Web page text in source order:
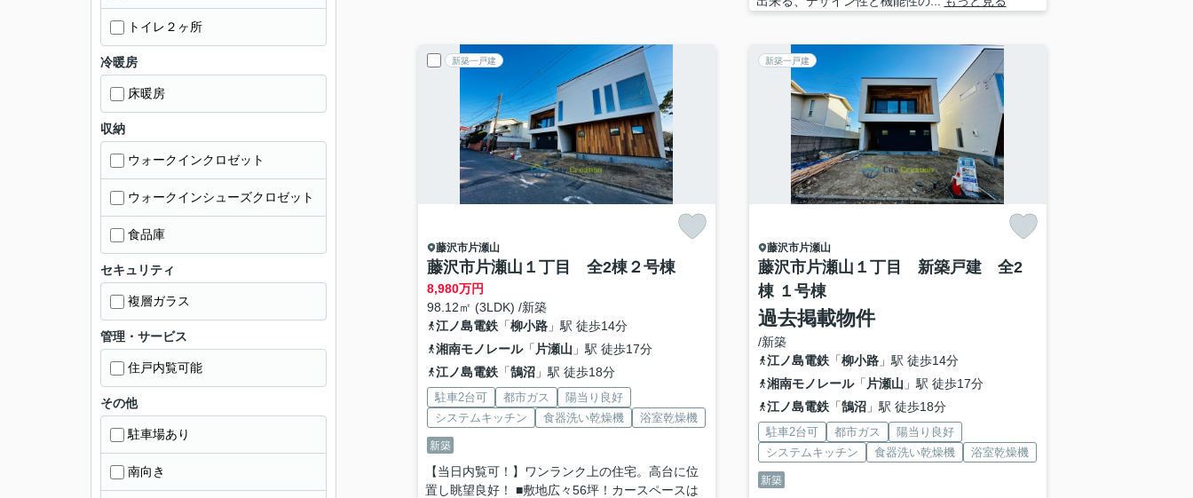
新築一戸建
藤沢市片瀬山
藤沢市片瀬山１丁目 全2棟２号棟
8,980万円
98.12㎡ (3LDK) /新築
江ノ島電鉄「柳小路」駅 徒歩14分
湘南モノレール「 片瀬山 」駅 徒歩17分
江ノ島電鉄「鵠沼」駅 徒歩18分
駐車2台可 都市ガス
陽当り良好
システムキッチン
食器洗い乾燥機 浴室乾燥機
新築
【当日内覧可！】ワンランク上の住宅。高台に位
置し眺望良好！ ■敷地広々56坪！カースペースは
新築一戸建
藤沢市片瀬山
藤沢市片瀬山１丁目 新築戸建 全2
棟 １号棟
過去掲載物件
/新築
江ノ島電鉄「柳小路」駅 徒歩14分
湘南モノレール「 片瀬山 」駅 徒歩17分
江ノ島電鉄「鵠沼」駅 徒歩18分
駐車2台可 都市ガス
陽当り良好
システムキッチン
食器洗い乾燥機 浴室乾燥機
新築
トイレ２ヶ所
冷暖房
床暖房
収納
ウォークインクロゼット
ウォークインシューズクロゼット
食品庫
セキュリティ
複層ガラス
管理・サービス
住戸内覧可能
その他
駐車場あり
南向き